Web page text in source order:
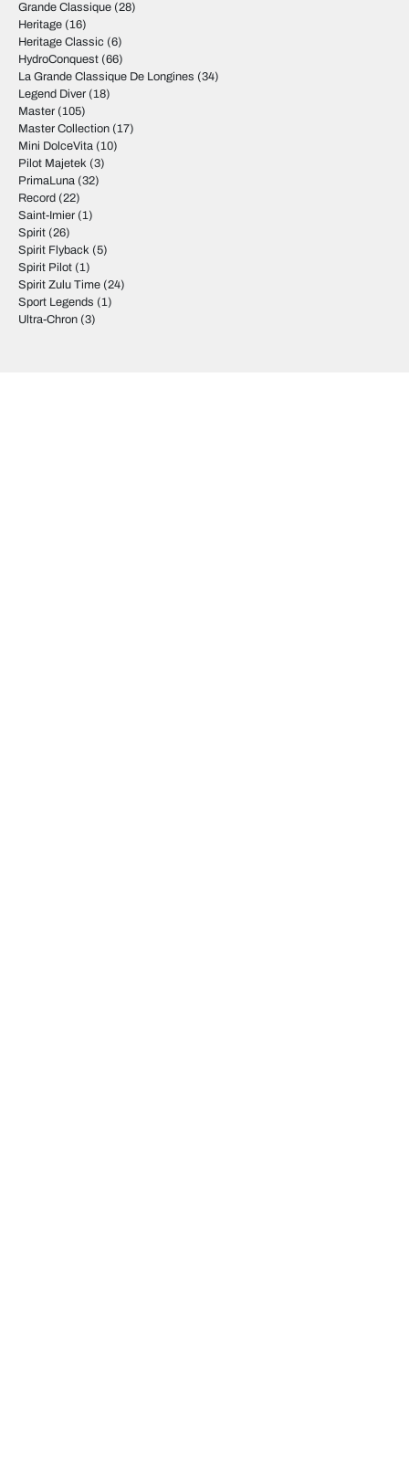
Grande Classique (28)
Heritage (16)
Heritage Classic (6)
HydroConquest (66)
La Grande Classique De Longines (34)
Legend Diver (18)
Master (105)
Master Collection (17)
Mini DolceVita (10)
Pilot Majetek (3)
PrimaLuna (32)
Record (22)
Saint-Imier (1)
Spirit (26)
Spirit Flyback (5)
Spirit Pilot (1)
Spirit Zulu Time (24)
Sport Legends (1)
Ultra-Chron (3)